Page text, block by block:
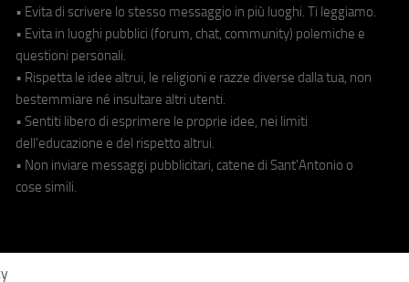
• Evita di scrivere lo stesso messaggio in più luoghi. Ti leggiamo.
• Evita in luoghi pubblici (forum, chat, community) polemiche e
questioni personali.
• Rispetta le idee altrui, le religioni e razze diverse dalla tua, non
bestemmiare né insultare altri utenti.
• Sentiti libero di esprimere le proprie idee, nei limiti
dell'educazione e del rispetto altrui.
• Non inviare messaggi pubblicitari, catene di Sant'Antonio o
cose simili.